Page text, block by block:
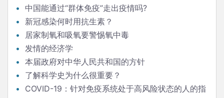
中国能通过“群体免疫”走出疫情吗?
新冠感染何时用抗生素？
居家制氧和吸氧要警惕氧中毒
发情的经济学
本届政府对中华人民共和国的方针
了解科学史为什么很重要？
COVID-19：针对免疫系统处于高风险状态的人的指